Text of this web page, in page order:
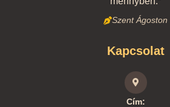
Szent Ágoston
Kapcsolat
Cím: